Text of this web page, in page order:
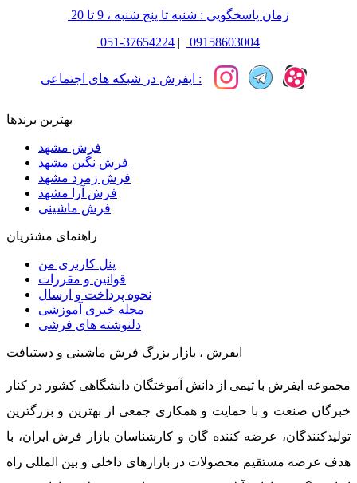
زمان پاسخگویی : شنبه تا پنج شنبه ، 9 تا 20
051-37654224 | 09158603004
ایفرش در شبکه های اجتماعی :
بهترین برندها
فرش مشهد
فرش نگین مشهد
فرش زمرد مشهد
فرش آرا مشهد
فرش ماشینی
راهنمای مشتریان
پنل کاربری من
قوانین و مقررات
نحوه پرداخت و ارسال
مجله خبری آموزشی
دلنوشته های فرشی
ایفرش ، بازار بزرگ فرش ماشینی و دستبافت
مجموعه ایفرش با تیمی از دانش آموختگان دانشگاهی کشور در کنار
خبرگان صنعت و با حمایت و همکاری جمعی از بهترین و بزرگترین
تولیدکنندگان، عرضه کننده گان و کارشناسان بازار فرش ایران، با
هدف عرضه مستقیم محصولات در بازارهای داخلی و بین المللی راه